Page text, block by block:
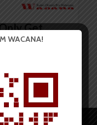
Get
WACANA!